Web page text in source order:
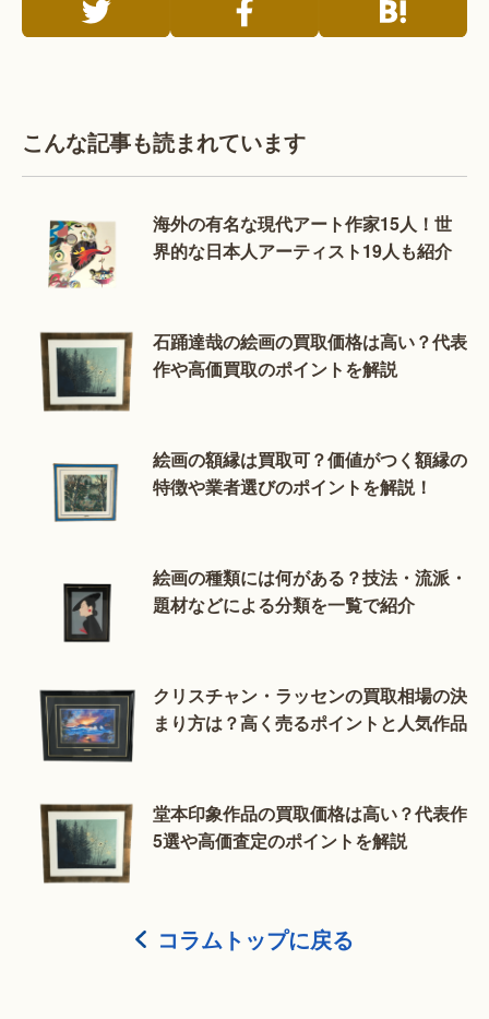
こんな記事も読まれています
海外の有名な現代アート作家15人！世
界的な日本人アーティスト19人も紹介
石踊達哉の絵画の買取価格は高い？代表
作や高価買取のポイントを解説
絵画の額縁は買取可？価値がつく額縁の
特徴や業者選びのポイントを解説！
絵画の種類には何がある？技法・流派・
題材などによる分類を一覧で紹介
クリスチャン・ラッセンの買取相場の決
まり方は？高く売るポイントと人気作品
堂本印象作品の買取価格は高い？代表作
5選や高価査定のポイントを解説
コラムトップに戻る